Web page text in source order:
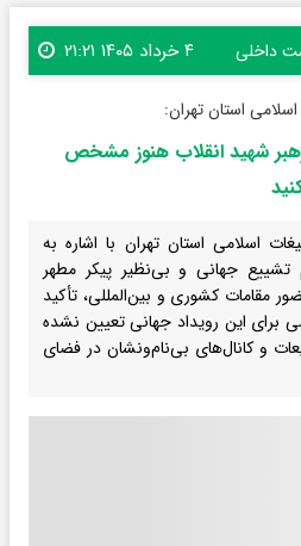
داخلی ۴ خرداد ۱۴۰۵ ۲۱:۲۱
استان تهران:
شهید انقلاب هنوز مشخص
اسلامی استان تهران با اشاره به
تشییع جهانی و بی‌نظیر پیکر مطهر
مقامات کشوری و بین‌المللی، تأکید
این رویداد جهانی تعیین نشده
و کانال‌های بی‌نام‌ونشان در فضای